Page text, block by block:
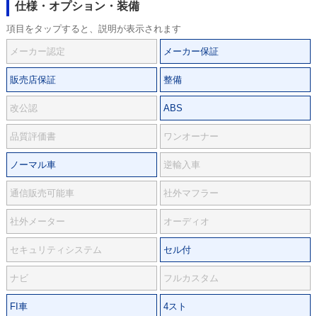
仕様・オプション・装備
項目をタップすると、説明が表示されます
メーカー認定 メーカー保証
販売店保証 整備
改公認 ABS
品質評価書 ワンオーナー
ノーマル車 逆輸入車
通信販売可能車 社外マフラー
社外メーター オーディオ
セキュリティシステム セル付
ナビ フルカスタム
FI車 4スト